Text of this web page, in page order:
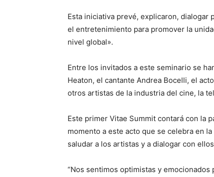
Esta iniciativa prevé, explicaron, dialogar
el entretenimiento para promover la
nivel global».
Entre los invitados a este seminario se
Heaton, el cantante Andrea Bocelli, el
otros artistas de la industria del cine, la
Este primer Vitae Summit contará con la
momento a este acto que se celebra en
saludar a los artistas y a dialogar con
“Nos sentimos optimistas y